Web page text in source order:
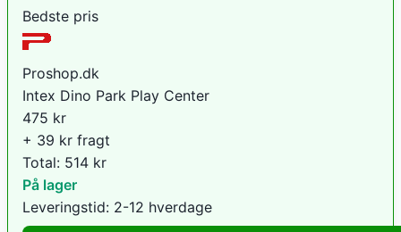
Bedste pris
Proshop.dk
Intex Dino Park Play Center
475 kr
+ 39 kr fragt
Total: 514 kr
På lager
Leveringstid: 2-12 hverdage